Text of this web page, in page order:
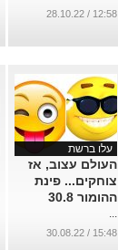
12:58 / 28.10.22
עלו ברשת
העולם עצוב, אז
צוחקים... פינת
ההומור 30.8
...
15:48 / 30.08.22